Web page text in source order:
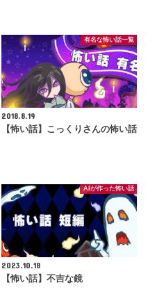
有名な怖い話一覧
2018.8.19
【怖い話】こっくりさんの怖い話
AIが作った怖い話
2023.10.18
【怖い話】不吉な鏡